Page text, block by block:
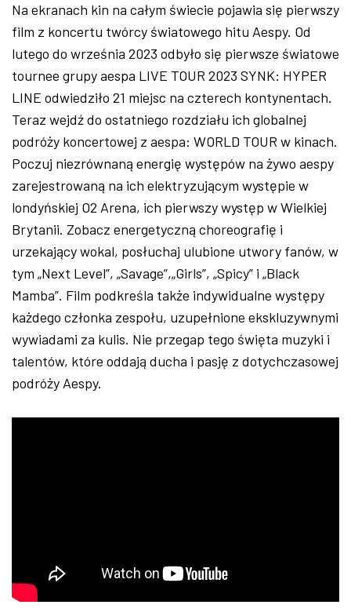
W RZESZOWIE
Na ekranach kin na całym świecie pojawia się pierwszy
film z koncertu twórcy światowego hitu Aespy. Od
lutego do września 2023 odbyło się pierwsze światowe
tournee grupy aespa LIVE TOUR 2023 SYNK: HYPER
LINE odwiedziło 21 miejsc na czterech kontynentach.
Teraz wejdź do ostatniego rozdziału ich globalnej
podróży koncertowej z aespa: WORLD TOUR w kinach.
Poczuj niezrównaną energię występów na żywo aespy
zarejestrowaną na ich elektryzującym występie w
londyńskiej O2 Arena, ich pierwszy występ w Wielkiej
Brytanii. Zobacz energetyczną choreografię i
urzekający wokal, posłuchaj ulubione utwory fanów, w
tym „Next Level”, „Savage”,„Girls”, „Spicy” i „Black
Mamba”. Film podkreśla także indywidualne występy
każdego członka zespołu, uzupełnione ekskluzywnymi
wywiadami za kulis. Nie przegap tego święta muzyki i
talentów, które oddają ducha i pasję z dotychczasowej
podróży Aespy.